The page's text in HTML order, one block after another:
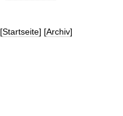
[Startseite] [Archiv]